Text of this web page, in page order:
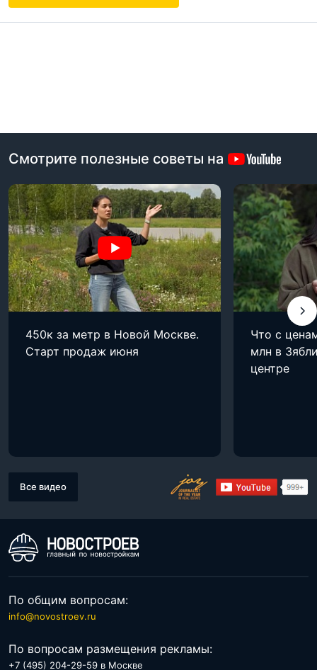
Смотрите полезные советы на
450к за метр в Новой Москве.
Старт продаж июня
Что с
млн в
центре
Все видео
По общим вопросам:
info@novostroev.ru
По вопросам размещения рекламы:
+7 (495) 204-29-59 в Москве